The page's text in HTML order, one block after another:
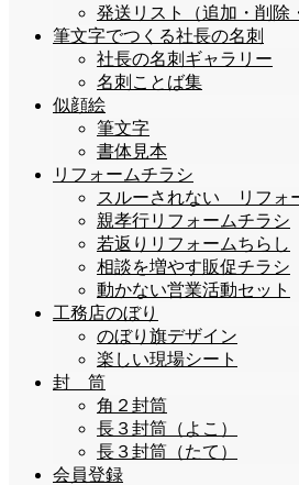
発送リスト（追加・削除
筆文字でつくる社長の名刺
社長の名刺ギャラリー
名刺ことば集
似顔絵
筆文字
書体見本
リフォームチラシ
スルーされない リフォ
親孝行リフォームチラシ
若返りリフォームちらし
相談を増やす販促チラシ
動かない営業活動セット
工務店のぼり
のぼり旗デザイン
楽しい現場シート
封 筒
角２封筒
長３封筒（よこ）
長３封筒（たて）
会員登録